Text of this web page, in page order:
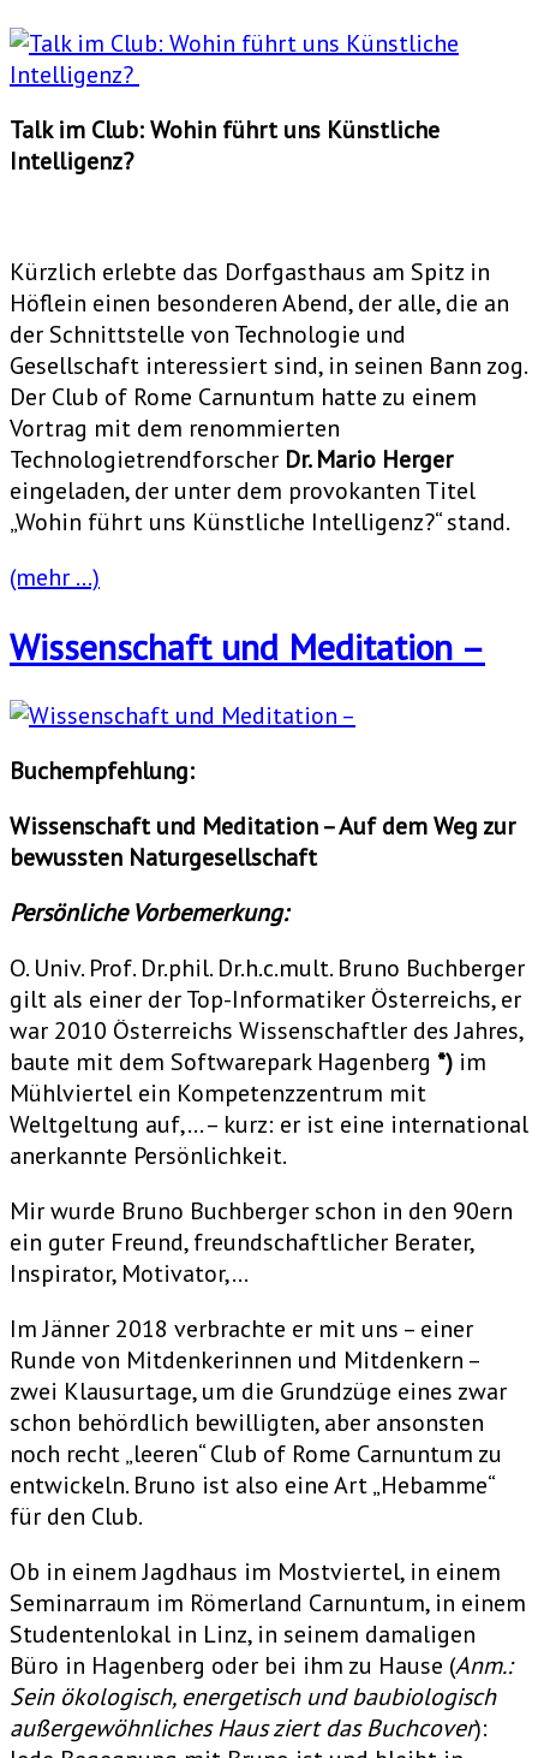
Talk im Club: Wohin führt uns Künstliche
Intelligenz?
Kürzlich erlebte das Dorfgasthaus am Spitz in
Höflein einen besonderen Abend, der alle, die an
der Schnittstelle von Technologie und
Gesellschaft interessiert sind, in seinen Bann zog.
Der Club of Rome Carnuntum hatte zu einem
Vortrag mit dem renommierten
Technologietrendforscher Dr. Mario Herger
eingeladen, der unter dem provokanten Titel
„Wohin führt uns Künstliche Intelligenz?“ stand.
(mehr …)
Wissenschaft und Meditation –
Buchempfehlung:
Wissenschaft und Meditation – Auf dem Weg zur
bewussten Naturgesellschaft
Persönliche Vorbemerkung:
O. Univ. Prof. Dr.phil. Dr.h.c.mult. Bruno Buchberger
gilt als einer der Top-Informatiker Österreichs, er
war 2010 Österreichs Wissenschaftler des Jahres,
baute mit dem Softwarepark Hagenberg *) im
Mühlviertel ein Kompetenzzentrum mit
Weltgeltung auf,… – kurz: er ist eine international
anerkannte Persönlichkeit.
Mir wurde Bruno Buchberger schon in den 90ern
ein guter Freund, freundschaftlicher Berater,
Inspirator, Motivator,…
Im Jänner 2018 verbrachte er mit uns – einer
Runde von Mitdenkerinnen und Mitdenkern –
zwei Klausurtage, um die Grundzüge eines zwar
schon behördlich bewilligten, aber ansonsten
noch recht „leeren“ Club of Rome Carnuntum zu
entwickeln. Bruno ist also eine Art „Hebamme“
für den Club.
Ob in einem Jagdhaus im Mostviertel, in einem
Seminarraum im Römerland Carnuntum, in einem
Studentenlokal in Linz, in seinem damaligen
Büro in Hagenberg oder bei ihm zu Hause (Anm.:
Sein ökologisch, energetisch und baubiologisch
außergewöhnliches Haus ziert das Buchcover):